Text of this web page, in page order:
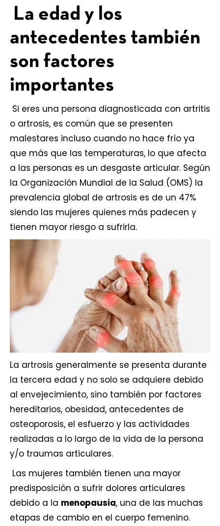
La edad y los
antecedentes también
son factores
importantes
Si eres una persona diagnosticada con artritis
o artrosis, es común que se presenten
malestares incluso cuando no hace frío ya
que más que las temperaturas, lo que afecta
a las personas es un desgaste articular. Según
la Organización Mundial de la Salud (OMS) la
prevalencia global de artrosis es de un 47%
siendo las mujeres quienes más padecen y
tienen mayor riesgo a sufrirla.
La artrosis generalmente se presenta durante
la tercera edad y no solo se adquiere debido
al envejecimiento, sino también por factores
hereditarios, obesidad, antecedentes de
osteoporosis, el esfuerzo y las actividades
realizadas a lo largo de la vida de la persona
y/o traumas articulares.
Las mujeres también tienen una mayor
predisposición a sufrir dolores articulares
debido a la menopausia, una de las muchas
etapas de cambio en el cuerpo femenino.